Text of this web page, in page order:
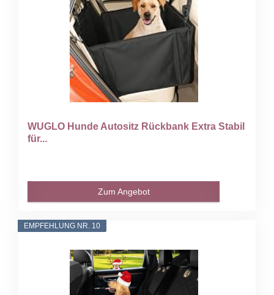
WUGLO Hunde Autositz Rückbank Extra Stabil
für...
Zum Angebot
EMPFEHLUNG NR. 10